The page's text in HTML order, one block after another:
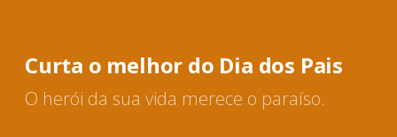
Curta o melhor do Dia dos Pais
O herói da sua vida merece o paraíso.